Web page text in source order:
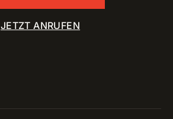
JETZT ANRUFEN